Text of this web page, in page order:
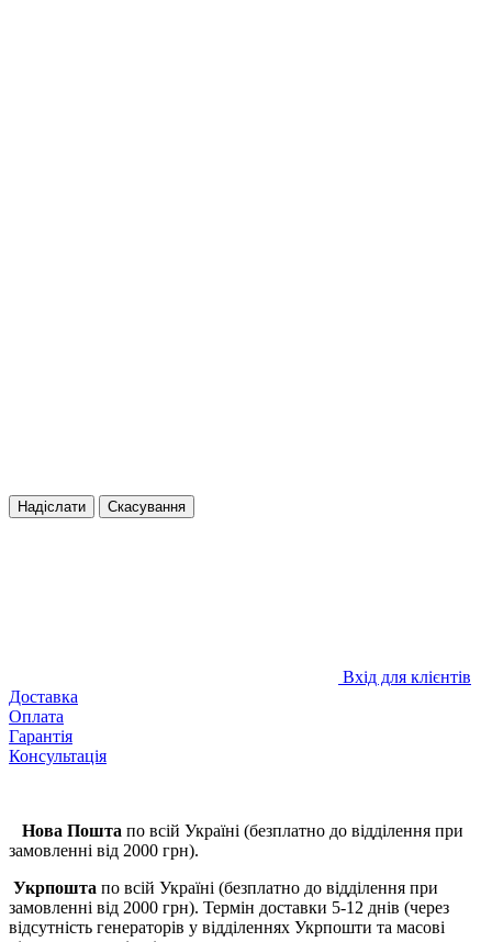
Надіслати Скасування
Вхід для клієнтів
Доставка
Оплата
Гарантія
Консультація
Нова Пошта по всій Україні (безплатно до відділення при
замовленні від 2000 грн).
Укрпошта по всій Україні (безплатно до відділення при
замовленні від 2000 грн). Термін доставки 5-12 днів (через
відсутність генераторів у відділеннях Укрпошти та масові